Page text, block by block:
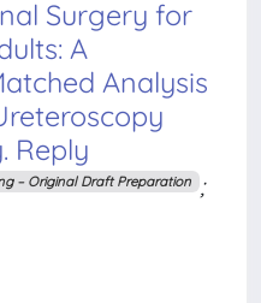
Surgery for
A
Analysis
Reply
– Original Draft Preparation ;